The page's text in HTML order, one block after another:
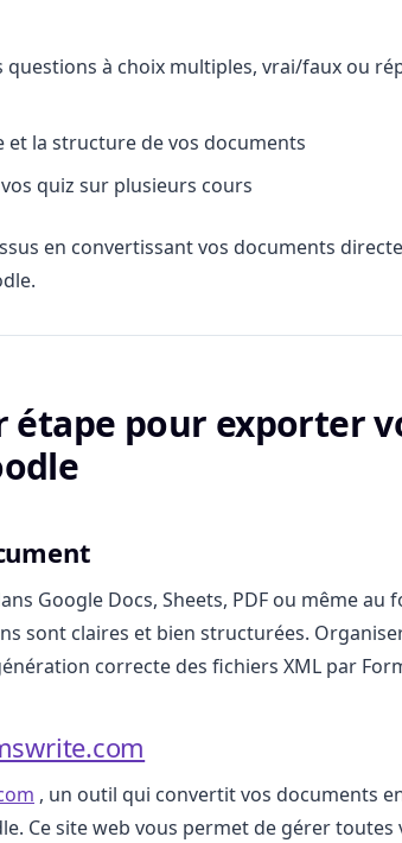
à choix multiples, vrai/faux ou
et la structure de vos documents
quiz sur plusieurs cours
en convertissant vos documents
étape pour exporter
Google Docs, Sheets, PDF ou même au
sont claires et bien structurées.
correcte des fichiers XML par
, un outil qui convertit vos documents
Ce site web vous permet de gérer toutes